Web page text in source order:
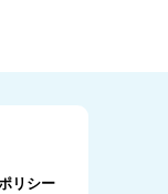
リシー